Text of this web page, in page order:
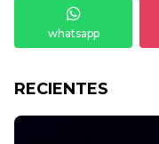
whatsapp
RECIENTES